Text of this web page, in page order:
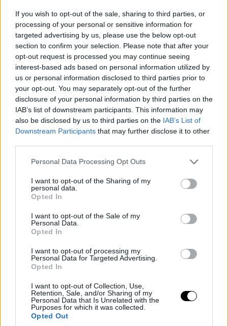
If you wish to opt-out of the sale, sharing to third parties, or
processing of your personal or sensitive information for
targeted advertising by us, please use the below opt-out
section to confirm your selection. Please note that after your
opt-out request is processed you may continue seeing
interest-based ads based on personal information utilized by
us or personal information disclosed to third parties prior to
your opt-out. You may separately opt-out of the further
disclosure of your personal information by third parties on the
IAB’s list of downstream participants. This information may
also be disclosed by us to third parties on the IAB’s List of
Downstream Participants that may further disclose it to other
Please note that this website/app uses one or more Google
not limited to your visit or usage behaviour. You may click to
grant or deny consent to Google and its third-party tags to
use your data for below specified purposes in below Google
consent section.
Personal Data Processing Opt Outs
I want to opt-out of the Sharing of my
personal data.
Opted In
I want to opt-out of the Sale of my
Personal Data.
Opted In
I want to opt-out of processing my
Personal Data for Targeted Advertising.
Opted In
I want to opt-out of Collection, Use,
Retention, Sale, and/or Sharing of my
Personal Data that Is Unrelated with the
Purposes for which it was collected.
Opted Out
READ NEXT